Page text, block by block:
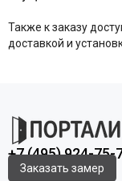
Также к заказу
доставкой и
+7 (495) 924-75-
Заказать замер